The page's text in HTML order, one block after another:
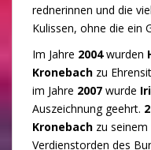
rednerinnen und die
Kulissen, ohne die ein
Im Jahre 2004wurden
Kronebach zu
im Jahre 2007 wurde
Auszeichnung geehrt.
Kronebach zu
Verdienstorden des